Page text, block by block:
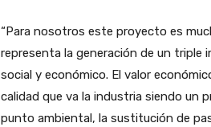
“Para nosotros este proyecto es
representa la generación de un triple
social y económico. El valor
calidad que va la industria siendo un
punto ambiental, la sustitución de